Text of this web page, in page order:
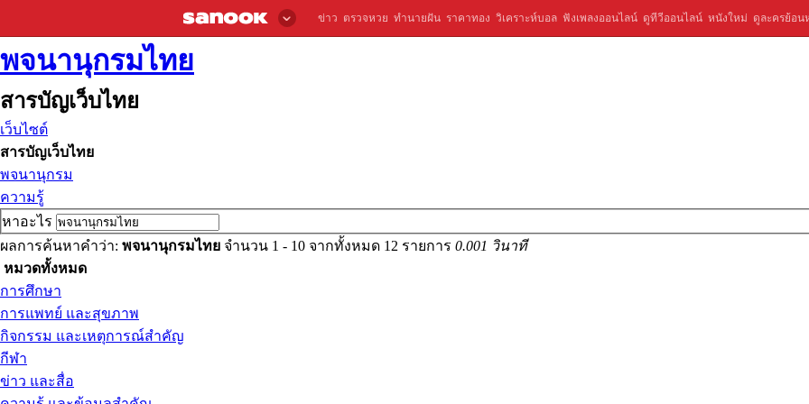
ข่าว ตรวจหวย ทำนายฝัน ราคาทอง วิเคราะห์บอล ฟังเพลงออนไลน์ ดูทีวีออนไลน์ หนังใหม่ ดูละครย้อน
พจนานุกรมไทย
สารบัญเว็บไทย
เว็บไซต์
สารบัญเว็บไทย
พจนานุกรม
ความรู้
หาอะไร
ผลการค้นหาคำว่า: พจนานุกรมไทย จำนวน 1 - 10 จากทั้งหมด 12 รายการ 0.001 วินาที
หมวดทั้งหมด
การศึกษา
การแพทย์ และสุขภาพ
กิจกรรม และเหตุการณ์สำคัญ
กีฬา
ข่าว และสื่อ